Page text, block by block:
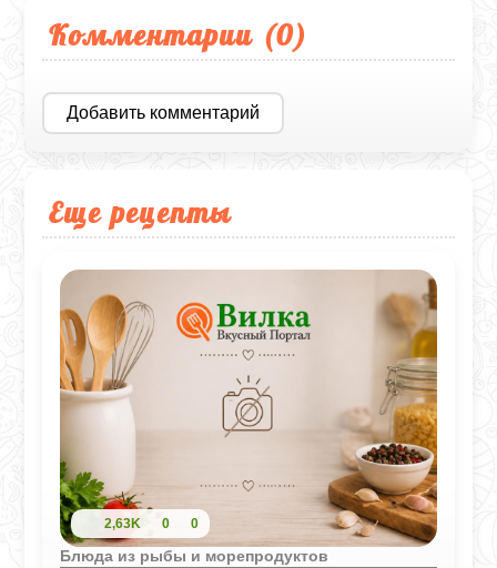
Комментарии (0)
Добавить комментарий
Еще рецепты
2,63K 0 0
Блюда из рыбы и морепродуктов